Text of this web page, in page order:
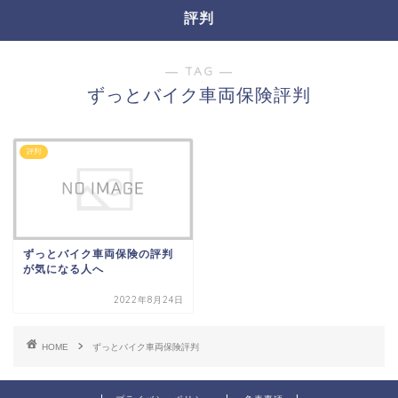
評判
― TAG ―
ずっとバイク車両保険評判
評判
ずっとバイク車両保険の評判
が気になる人へ
2022年8月24日
HOME ずっとバイク車両保険評判